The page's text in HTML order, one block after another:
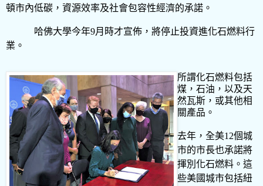
頓市內低碳，資源效率及社會包容性經濟的承諾。
哈佛大學今年9月時才宣佈，將停止投資進化石燃料行
業。
所謂化石燃料包括
煤，石油，以及天
然瓦斯，或其他相
關產品。
去年，全美12個城
市的市長也承諾將
揮別化石燃料。這
些美國城市包括紐